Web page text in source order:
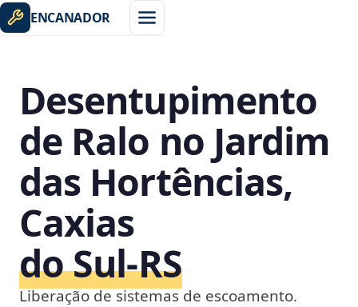
ENCANADOR
Desentupimento
de Ralo no Jardim
das Hortências,
Caxias
do Sul‑RS
Liberação de sistemas de escoamento.